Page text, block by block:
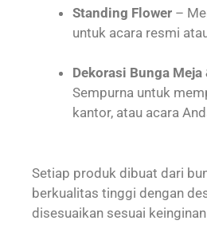
Standing Flower –
untuk acara resmi
Dekorasi Bunga Meja
Sempurna untuk
kantor, atau acara
Setiap produk dibuat dari
berkualitas tinggi dengan
disesuaikan sesuai